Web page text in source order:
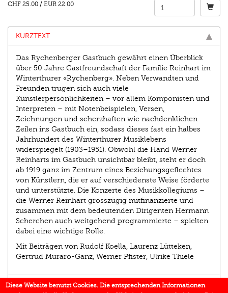
CHF 25.00 / EUR 22.00
KURZTEXT
Das Rychenberger Gastbuch gewährt einen Überblick
über 50 Jahre Gastfreundschaft der Familie Reinhart im
Winterthurer «Rychenberg». Neben Verwandten und
Freunden trugen sich auch viele
Künstlerpersönlichkeiten – vor allem Komponisten und
Interpreten – mit Notenbeispielen, Versen,
Zeichnungen und scherzhaften wie nachdenklichen
Zeilen ins Gastbuch ein, sodass dieses fast ein halbes
Jahrhundert des Winterthurer Musiklebens
widerspiegelt (1903–1951). Obwohl die Hand Werner
Reinharts im Gastbuch unsichtbar bleibt, steht er doch
ab 1919 ganz im Zentrum eines Beziehungsgeflechtes
von Künstlern, die er auf verschiedenste Weise förderte
und unterstützte. Die Konzerte des Musikkollegiums –
die Werner Reinhart grosszügig mitfinanzierte und
zusammen mit dem bedeutenden Dirigenten Hermann
Scherchen auch weitgehend programmierte – spielten
dabei eine wichtige Rolle.
Mit Beiträgen von Rudolf Koella, Laurenz Lütteken,
Gertrud Muraro-Ganz, Werner Pfister, Ulrike Thiele
EINBLICK
Diese Website benutzt Cookies. Die entsprechenden Informationen